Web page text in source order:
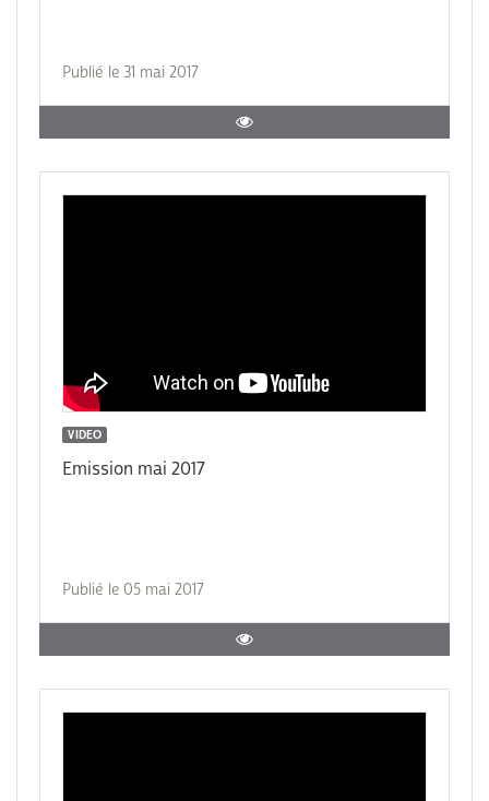
Publié le 31 mai 2017
VIDEO
Emission mai 2017
Publié le 05 mai 2017